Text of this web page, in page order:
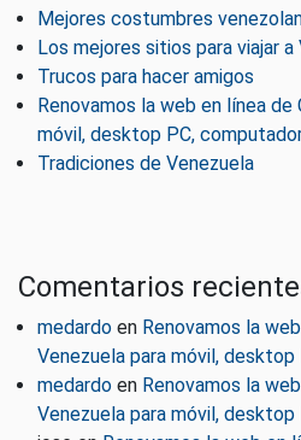
Mejores costumbres
Los mejores sitios para viajar a
Trucos para hacer amigos
Renovamos la web en línea de
móvil, desktop PC,
Tradiciones de Venezuela
Comentarios
medardo en Renovamos la
Venezuela para móvil,
medardo en Renovamos la
Venezuela para móvil,